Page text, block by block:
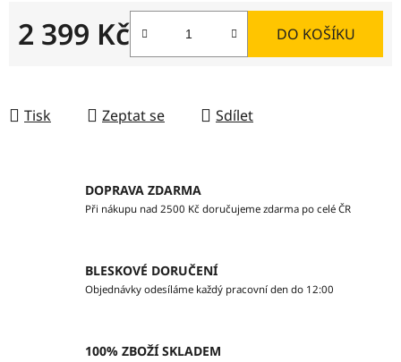
2 399 Kč DO KOŠÍKU
Tisk Zeptat se Sdílet
DOPRAVA ZDARMA
Při nákupu nad 2500 Kč doručujeme zdarma po celé ČR
BLESKOVÉ DORUČENÍ
Objednávky odesíláme každý pracovní den do 12:00
100% ZBOŽÍ SKLADEM